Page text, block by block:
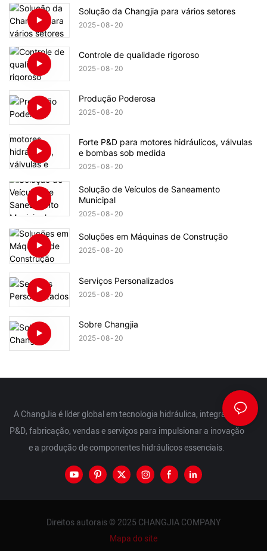
Solução da Changjia para vários setores
2025 08 20
Controle de qualidade rigoroso
2025 08 20
Produção Poderosa
2025 08 20
Forte P&D para motores hidráulicos, válvulas
e bombas sob medida
2025 08 20
Solução de Veículos de Saneamento
Municipal
2025 08 20
Soluções em Máquinas de Construção
2025 08 20
Serviços Personalizados
2025 08 20
Sobre Changjia
2025 08 20
A ChangJia é líder global em tecnologia hidráulica, integrando
P&D, fabricação, vendas e serviços para impulsionar a inovação
e a produção de componentes hidráulicos essenciais.
Direitos autorais © 2025 CHANGJIA COMPANY
Mapa do site